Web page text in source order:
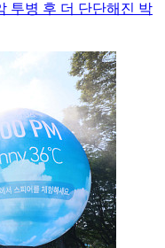
투병 후 더 단단해진 박